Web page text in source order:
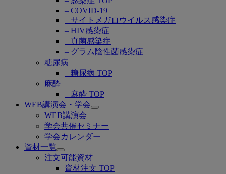
– COVID-19
– サイトメガロウイルス感染症
– HIV感染症
– 真菌感染症
– グラム陰性菌感染症
糖尿病
– 糖尿病 TOP
麻酔
– 麻酔 TOP
WEB講演会・学会
Open
WEB講演会
学会共催セミナー
学会カレンダー
資材一覧
Open
submenu
注文可能資材
資材注文 TOP